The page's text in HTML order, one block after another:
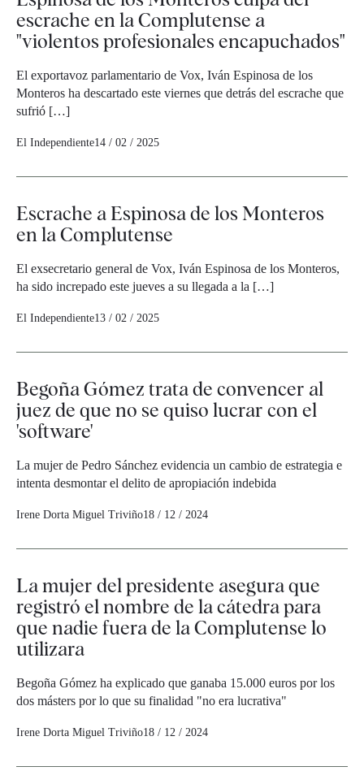
escrache en la Complutense a
"violentos profesionales encapuchados"
El exportavoz parlamentario de Vox, Iván Espinosa de los
Monteros ha descartado este viernes que detrás del escrache que
sufrió […]
El Independiente14 / 02 / 2025
Escrache a Espinosa de los Monteros
en la Complutense
El exsecretario general de Vox, Iván Espinosa de los Monteros,
ha sido increpado este jueves a su llegada a la […]
El Independiente13 / 02 / 2025
Begoña Gómez trata de convencer al
juez de que no se quiso lucrar con el
'software'
La mujer de Pedro Sánchez evidencia un cambio de estrategia e
intenta desmontar el delito de apropiación indebida
Irene Dorta Miguel Triviño18 / 12 / 2024
La mujer del presidente asegura que
registró el nombre de la cátedra para
que nadie fuera de la Complutense lo
utilizara
Begoña Gómez ha explicado que ganaba 15.000 euros por los
dos másters por lo que su finalidad "no era lucrativa"
Irene Dorta Miguel Triviño18 / 12 / 2024